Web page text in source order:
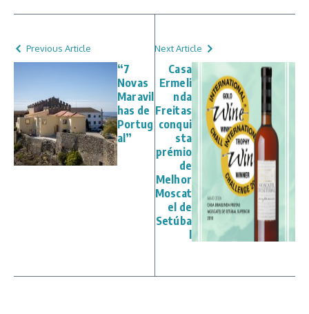
Previous Article
“7
Novas
Maravil
has de
Portug
al”
Next Article
Casa
Ermeli
nda
Freitas
conqui
sta
prémio
de
Melhor
Moscat
el de
Setúba